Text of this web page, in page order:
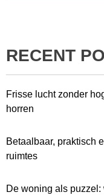
RECENT
Frisse lucht zonder
horren
Betaalbaar, praktisch
ruimtes
De woning als